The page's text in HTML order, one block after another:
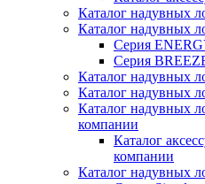
Каталог надувных
Каталог надувных
Серия
Серия
Каталог надувных
Каталог надувных
Каталог надувных
компании
Каталог
компании
Каталог надувных